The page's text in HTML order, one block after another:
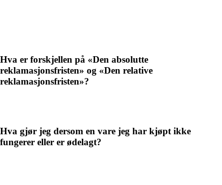
Hva er forskjellen på «Den absolutte
reklamasjonsfristen» og «Den relative
reklamasjonsfristen»?
Hva gjør jeg dersom en vare jeg har kjøpt ikke
fungerer eller er ødelagt?